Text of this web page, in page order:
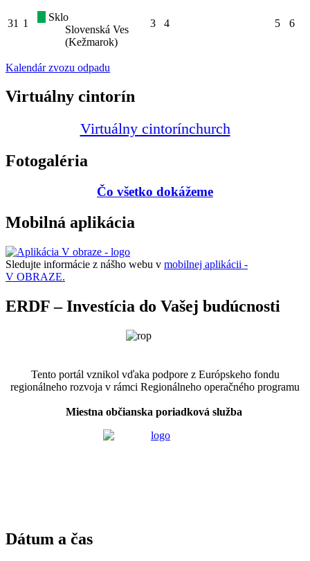
31 1
Sklo
Slovenská Ves
(Kežmarok)
3 4 5 6
Kalendár zvozu odpadu
Virtuálny cintorín
Virtuálny cintorínchurch
Fotogaléria
Čo všetko dokážeme
Mobilná aplikácia
Sledujte informácie z nášho webu v mobilnej aplikácii -
V OBRAZE.
ERDF – Investícia do Vašej budúcnosti
Tento portál vznikol vďaka podpore z Európskeho fondu
regionálneho rozvoja v rámci Regionálneho operačného programu
Miestna občianska poriadková služba
Dátum a čas